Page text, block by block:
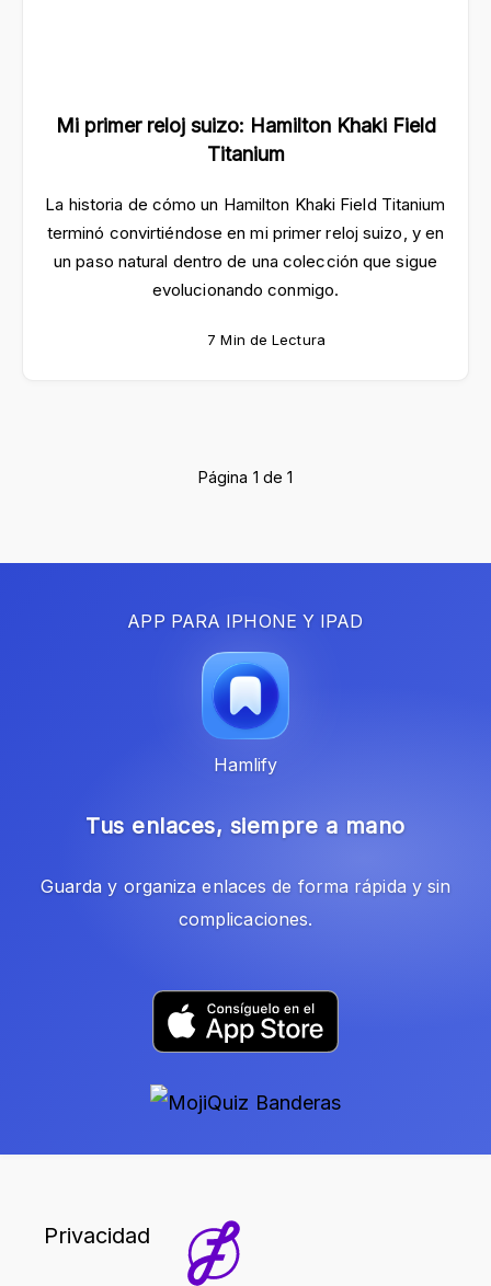
Mi primer reloj suizo: Hamilton Khaki Field
Titanium
La historia de cómo un Hamilton Khaki Field Titanium
terminó convirtiéndose en mi primer reloj suizo, y en
un paso natural dentro de una colección que sigue
evolucionando conmigo.
7 Min de Lectura
Página 1 de 1
APP PARA IPHONE Y IPAD
Hamlify
Tus enlaces, siempre a mano
Guarda y organiza enlaces de forma rápida y sin
complicaciones.
Privacidad